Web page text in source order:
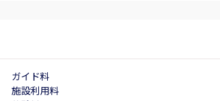
ガイド料
施設利用料